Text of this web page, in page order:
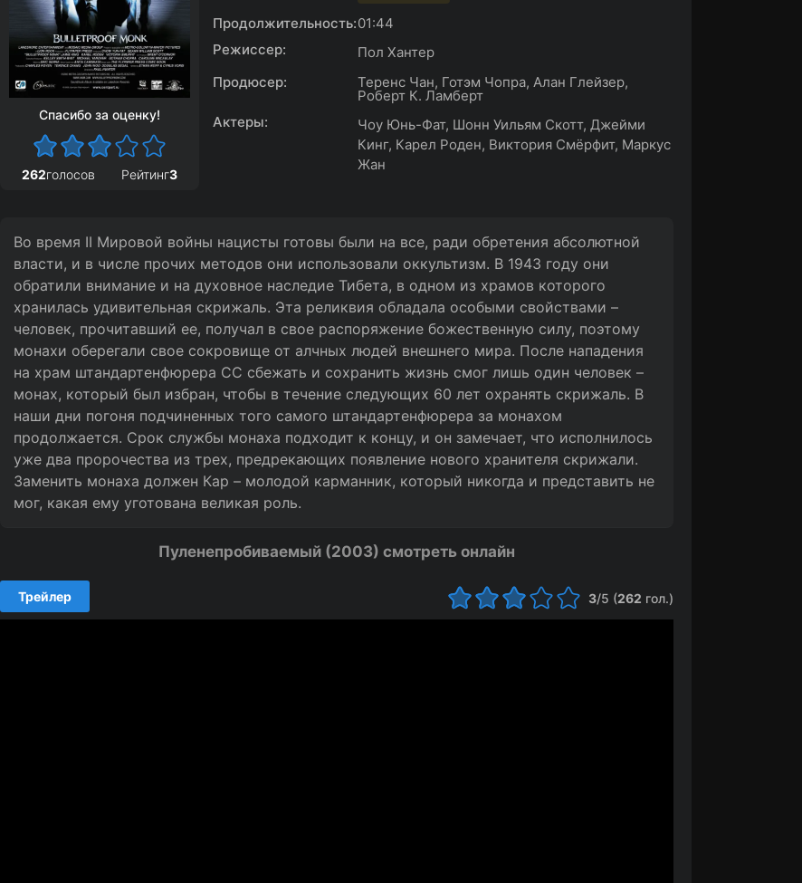
Спасибо за оценку!
262голосов Рейтинг3
Продолжительность:01:44
Режиссер:
Пол Хантер
Продюсер:
Теренс Чан, Готэм Чопра, Алан Глейзер,
Роберт К. Ламберт
Актеры:
Чоу Юнь-Фат, Шонн Уильям Скотт, Джейми
Кинг, Карел Роден, Виктория Смёрфит, Маркус
Жан
Во время II Мировой войны нацисты готовы были на все, ради обретения абсолютной
власти, и в числе прочих методов они использовали оккультизм. В 1943 году они
обратили внимание и на духовное наследие Тибета, в одном из храмов которого
хранилась удивительная скрижаль. Эта реликвия обладала особыми свойствами –
человек, прочитавший ее, получал в свое распоряжение божественную силу, поэтому
монахи оберегали свое сокровище от алчных людей внешнего мира. После нападения
на храм штандартенфюрера СС сбежать и сохранить жизнь смог лишь один человек –
монах, который был избран, чтобы в течение следующих 60 лет охранять скрижаль. В
наши дни погоня подчиненных того самого штандартенфюрера за монахом
продолжается. Срок службы монаха подходит к концу, и он замечает, что исполнилось
уже два пророчества из трех, предрекающих появление нового хранителя скрижали.
Заменить монаха должен Кар – молодой карманник, который никогда и представить не
мог, какая ему уготована великая роль.
Пуленепробиваемый (2003) смотреть онлайн
3/5 (262 гол.)
Трейлер